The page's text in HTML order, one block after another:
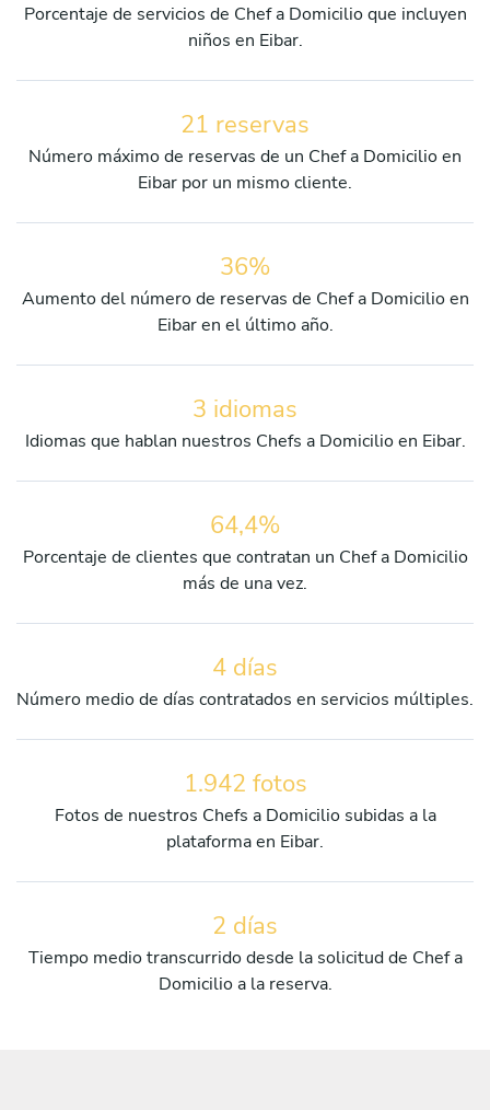
Porcentaje de servicios de Chef a Domicilio que incluyen
niños en Eibar.
21 reservas
Número máximo de reservas de un Chef a Domicilio en
Eibar por un mismo cliente.
36%
Aumento del número de reservas de Chef a Domicilio en
Eibar en el último año.
3 idiomas
Idiomas que hablan nuestros Chefs a Domicilio en Eibar.
64,4%
Porcentaje de clientes que contratan un Chef a Domicilio
más de una vez.
4 días
Número medio de días contratados en servicios múltiples.
1.942 fotos
Fotos de nuestros Chefs a Domicilio subidas a la
plataforma en Eibar.
2 días
Tiempo medio transcurrido desde la solicitud de Chef a
Domicilio a la reserva.